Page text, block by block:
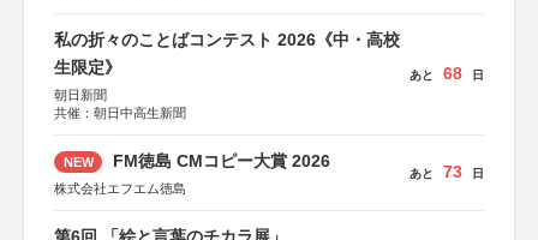
私の折々のことばコンテスト 2026《中・高校
生限定》
朝日新聞
共催：朝日中高生新聞
あと 68 日
NEW FM徳島 CMコピー大賞 2026
株式会社エフエム徳島
あと 73 日